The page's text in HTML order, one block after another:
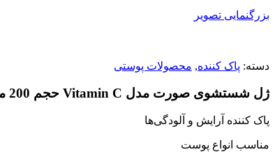
بزرگنمایی تصویر
دسته: پاک کننده, محصولات پوستی
ژل شستشوی صورت مدل Vitamin C حجم 200 میل گارنیر
پاک کننده آرایش و آلودگی‌ها
مناسب انواع پوست